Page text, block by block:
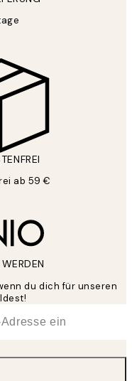
ab 59 €
du dich für unseren